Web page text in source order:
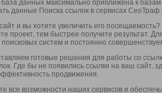
база данных максимально приближена к
данные Поиска ссылок в сервисах
и вы хотите увеличить его
проект, тем быстрее получите результат.
систем и постоянно
готовые решения для работы со
Где бы не появились ссылки на ваш сайт,
продвижения.
все возможности наших сервисов и